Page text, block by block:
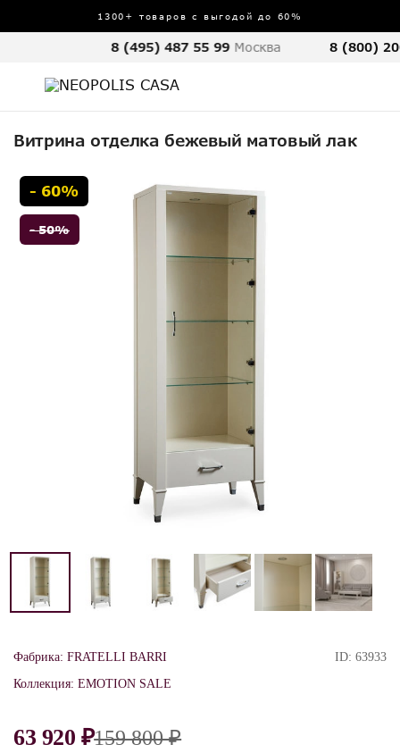
1300+ товаров с выгодой до 60%
8 (495) 487 55 99 Москва 8 (800)
Витрина отделка бежевый матовый лак
- 60%
- 50%
Фабрика: FRATELLI BARRI
Коллекция: EMOTION SALE
ID: 63933
63 920 ₽159 800 ₽